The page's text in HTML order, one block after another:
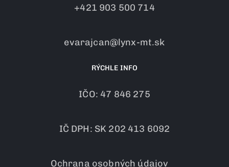
+421 903 500 714
evarajcan@lynx-mt.sk
RÝCHLE INFO
IČO: 47 846 275
IČ DPH: SK 202 413 6092
Ochrana osobných údajov